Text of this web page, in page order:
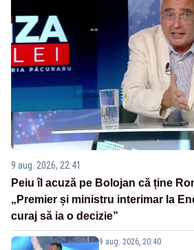
9 aug. 2026, 22:41
Peiu îl acuză pe Bolojan că ține
„Premier și ministru interimar la
curaj să ia o decizie”
9 aug. 2026, 20:40